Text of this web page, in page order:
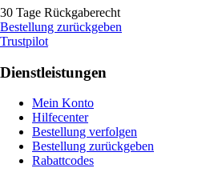
30 Tage Rückgaberecht
Bestellung zurückgeben
Trustpilot
Dienstleistungen
Mein Konto
Hilfecenter
Bestellung verfolgen
Bestellung zurückgeben
Rabattcodes